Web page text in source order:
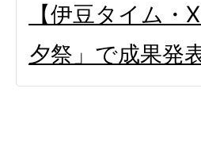
【伊豆タイム
夕祭」で成果発